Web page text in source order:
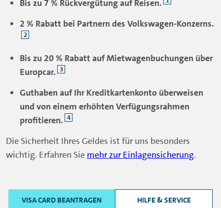
Bis zu 7 % Rückvergütung auf Reisen.
2 % Rabatt bei Partnern des Volkswagen-Konzerns.
2
Bis zu 20 % Rabatt auf Mietwagenbuchungen über
Europcar. 3
Guthaben auf Ihr Kreditkartenkonto überweisen
und von einem erhöhten Verfügungsrahmen
profitieren. 4
Die Sicherheit Ihres Geldes ist für uns besonders
wichtig. Erfahren Sie mehr zur Einlagensicherung.
VISA CARD BEANTRAGEN HILFE & SERVICE